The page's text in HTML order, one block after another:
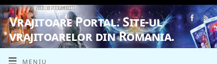
Vrajitoare Portal. Site-ul
vrajitoarelor din Romania.
VRAJITOARE, VRAJITOARELE, VRAJITOARE
MENIU